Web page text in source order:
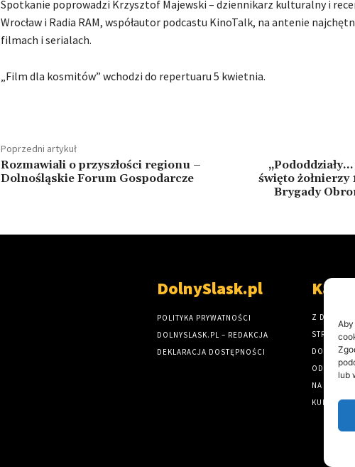
lub
Spotkanie poprowadzi Krzysztof Majewski – dziennikarz kulturalny i
Wrocław i Radia RAM, współautor podcastu KinoTalk, na antenie
filmach i serialach.
„Film dla kosmitów” wchodzi do repertuaru 5 kwietnia.
Poprzedni artykuł
Rozmawiali o przyszłości regionu –
Dolnośląskie Forum Gospodarcze
święto
Brygady
DolnySlask.pl
POLITYKA PRYWATNOŚCI
DOLNYSLASK.PL – REDAKCJA
DEKLARACJA DOSTĘPNOŚCI
Z
STRONA
DOLNY
ODKRYJ
NA
KULTURA